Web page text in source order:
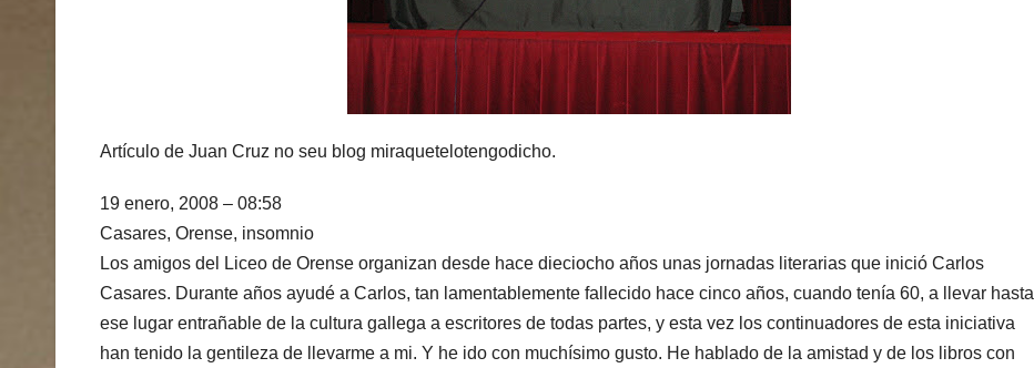
Artículo de Juan Cruz no seu blog miraquetelotengodicho.
19 enero, 2008 – 08:58
Casares, Orense, insomnio
Los amigos del Liceo de Orense organizan desde hace dieciocho años unas jornadas literarias que inició Carlos
Casares. Durante años ayudé a Carlos, tan lamentablemente fallecido hace cinco años, cuando tenía 60, a llevar hasta
ese lugar entrañable de la cultura gallega a escritores de todas partes, y esta vez los continuadores de esta iniciativa
han tenido la gentileza de llevarme a mi. Y he ido con muchísimo gusto. He hablado de la amistad y de los libros con